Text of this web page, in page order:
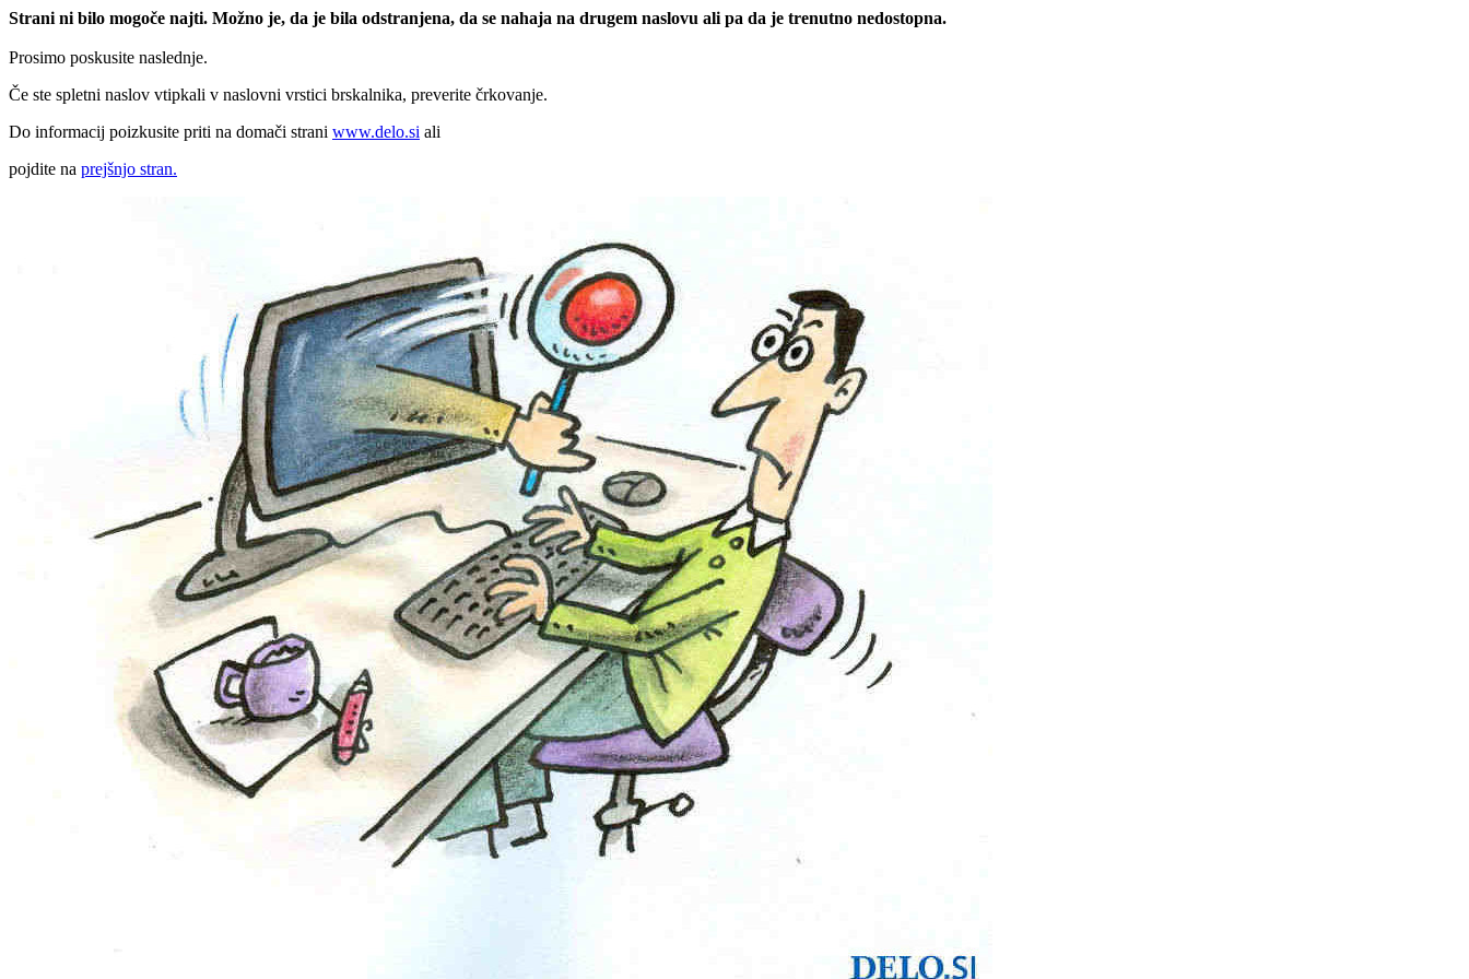
Strani ni bilo mogoče najti. Možno je, da je bila odstranjena, da se nahaja na drugem naslovu ali pa da je trenutno nedostopna.
Prosimo poskusite naslednje.
Če ste spletni naslov vtipkali v naslovni vrstici brskalnika, preverite črkovanje.
Do informacij poizkusite priti na domači strani www.delo.si ali
pojdite na prejšnjo stran.